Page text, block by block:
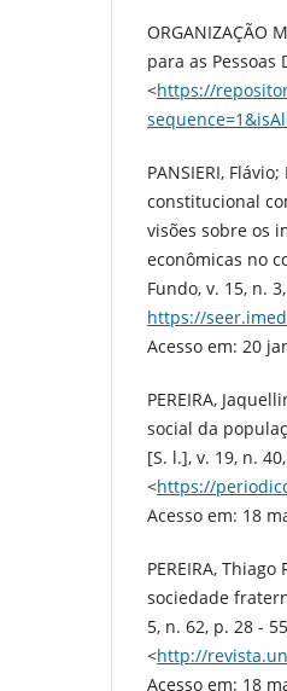
ORGANIZAÇÃO
para as Pessoas
<https://
PANSIERI,
constitucional
visões sobre os
econômicas no
Fundo, v. 15, n.
https://
Acesso em: 20
PEREIRA,
social da
[S. l.], v. 19, n.
<https://
Acesso em: 18
PEREIRA,
sociedade
5, n. 62, p. 28 -
<http://
Acesso em: 18